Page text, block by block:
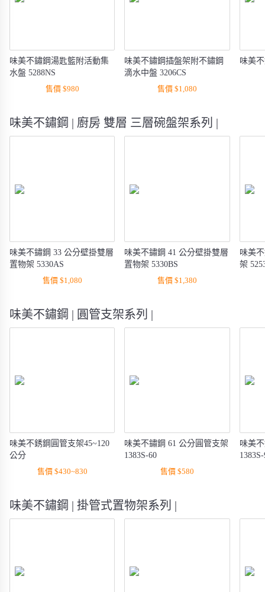
味美不鏽鋼湯匙籃附活動集
水盤 5288NS
售價 $980
味美不鏽鋼插盤架附不鏽鋼
滴水中盤 3206CS
售價 $1,080
味美
味美不鏽鋼 | 廚房 雙層 三層碗盤架系列 |
味美不鏽鋼 33 公分壁掛雙層
置物架 5330AS
售價 $1,080
味美不鏽鋼 41 公分壁掛雙層
置物架 5330BS
售價 $1,380
味美
架
味美不鏽鋼 | 圓管支架系列 |
味美不銹鋼圓管支架45~120
公分
售價 $430~830
味美不鏽鋼 61 公分圓管支架
1383S-60
售價 $580
味美
味美不鏽鋼 | 掛管式置物架系列 |